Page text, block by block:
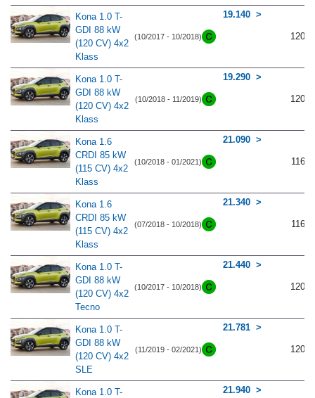
Kona 1.0 T-
GDI 88 kW
(120 CV) 4x2
Klass
(10/2017 - 10/2018)
19.140
120
Kona 1.0 T-
GDI 88 kW
(120 CV) 4x2
Klass
(10/2018 - 11/2019)
19.290
120
Kona 1.6
CRDI 85 kW
(115 CV) 4x2
Klass
(10/2018 - 01/2021)
21.090
116
Kona 1.6
CRDI 85 kW
(115 CV) 4x2
Klass
(07/2018 - 10/2018)
21.340
116
Kona 1.0 T-
GDI 88 kW
(120 CV) 4x2
Tecno
(10/2017 - 10/2018)
21.440
120
Kona 1.0 T-
GDI 88 kW
(120 CV) 4x2
SLE
(11/2019 - 02/2021)
21.781
120
Kona 1.0 T-
21.940